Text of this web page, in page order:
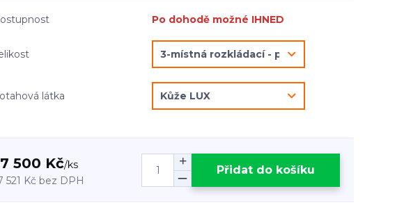
Po dohodě možné IHNED
látka
500 Kč/ks
521 Kč bez DPH
Přidat do košíku